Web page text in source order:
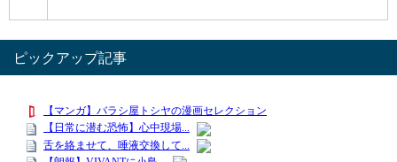
ピックアップ記事